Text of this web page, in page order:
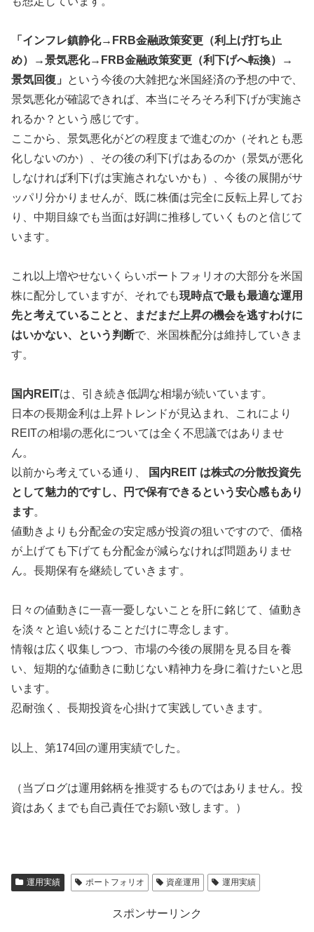
「インフレ鎮静化→FRB金融政策変更（利上げ打ち止
め）→景気悪化→FRB金融政策変更（利下げへ転換）→
景気回復」
という今後の大雑把な米国経済の予想の中で、
景気悪化が確認できれば、本当にそろそろ利下げが実施さ
れるか？という感じです。
ここから、景気悪化がどの程度まで進むのか（それとも悪
化しないのか）、その後の利下げはあるのか（景気が悪化
しなければ利下げは実施されないかも）、今後の展開がサ
ッパリ分かりませんが、既に株価は完全に反転上昇してお
り、中期目線でも当面は好調に推移していくものと信じて
います。
これ以上増やせないくらいポートフォリオの大部分を米国
株に配分していますが、それでも現時点で最も最適な運用
先と考えていることと、まだまだ上昇の機会を逃すわけに
はいかない、という判断で、米国株配分は維持していきま
す。
国内REITは、引き続き低調な相場が続いています。
日本の長期金利は上昇トレンドが見込まれ、これにより
REITの相場の悪化については全く不思議ではありませ
ん。
以前から考えている通り、
国内REIT は株式の分散投資先
として魅力的ですし、円で保有できるという安心感もあり
ます。
値動きよりも分配金の安定感が投資の狙いですので、価格
が上げても下げても分配金が減らなければ問題ありませ
ん。長期保有を継続していきます。
日々の値動きに一喜一憂しないことを肝に銘じて、値動き
を淡々と追い続けることだけに専念します。
情報は広く収集しつつ、市場の今後の展開を見る目を養
い、短期的な値動きに動じない精神力を身に着けたいと思
います。
忍耐強く、長期投資を心掛けて実践していきます。
以上、第174回の運用実績でした。
（当ブログは運用銘柄を推奨するものではありません。投
資はあくまでも自己責任でお願い致します。）
運用実績 ポートフォリオ 資産運用 運用実績
スポンサーリンク